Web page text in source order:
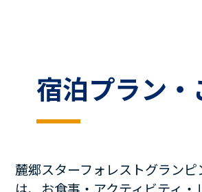
宿泊プラン・
麓郷スターフォレストグラン